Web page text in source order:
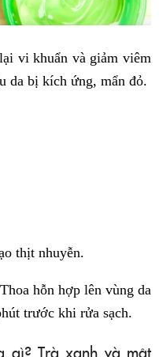
vi khuẩn và giảm viêm
da bị kích ứng, mẩn đỏ.
thịt nhuyễn.
hỗn hợp lên vùng da
trước khi rửa sạch.
gì? Trà xanh và mật